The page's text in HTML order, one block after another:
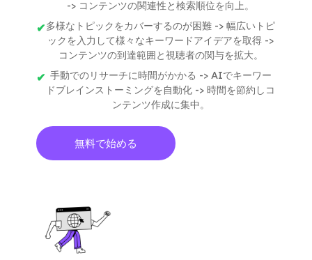
-> コンテンツの関連性と検索順位を向上。
多様なトピックをカバーするのが困難 -> 幅広いトピ
ックを入力して様々なキーワードアイデアを取得 ->
コンテンツの到達範囲と視聴者の関与を拡大。
手動でのリサーチに時間がかかる -> AIでキーワー
ドブレインストーミングを自動化 -> 時間を節約しコ
ンテンツ作成に集中。
無料で始める